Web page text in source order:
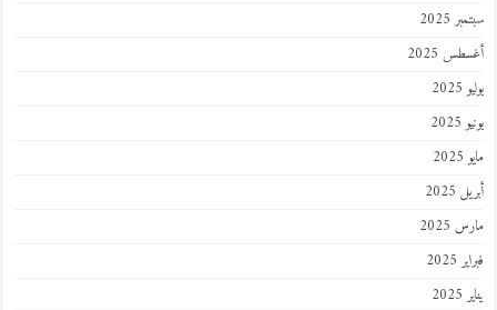
سبتمبر 2025
أغسطس 2025
يوليو 2025
يونيو 2025
مايو 2025
أبريل 2025
مارس 2025
فبراير 2025
يناير 2025